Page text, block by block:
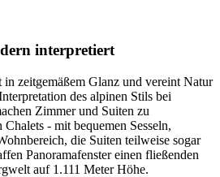
interpretiert
in zeitgemäßem Glanz und vereint Natur
des alpinen Stils bei
Zimmer und Suiten zu
- mit bequemen Sesseln,
die Suiten teilweise sogar
Panoramafenster einen fließenden
auf 1.111 Meter Höhe.